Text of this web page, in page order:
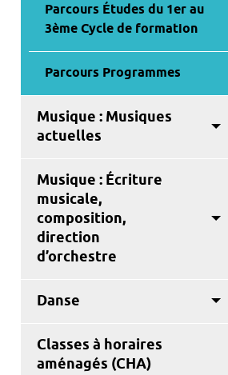
Parcours Études du 1er au
3ème Cycle de formation
Parcours Programmes
Musique : Musiques
actuelles
Musique : Écriture
musicale,
composition,
direction
d’orchestre
Danse
Classes à horaires
aménagés (CHA)